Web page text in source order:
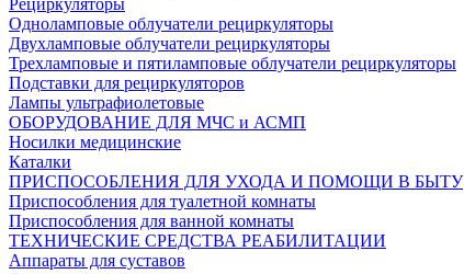
Рециркуляторы
Одноламповые облучатели рециркуляторы
Двухламповые облучатели рециркуляторы
Трехламповые и пятиламповые облучатели рециркуляторы
Подставки для рециркуляторов
Лампы ультрафиолетовые
ОБОРУДОВАНИЕ ДЛЯ МЧС и АСМП
Носилки медицинские
Каталки
ПРИСПОСОБЛЕНИЯ ДЛЯ УХОДА И ПОМОЩИ В БЫТУ
Приспособления для туалетной комнаты
Приспособления для ванной комнаты
ТЕХНИЧЕСКИЕ СРЕДСТВА РЕАБИЛИТАЦИИ
Аппараты для суставов